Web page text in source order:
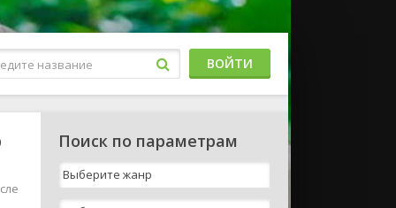
ВОЙТИ
Поиск по параметрам